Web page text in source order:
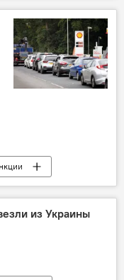
из Украины